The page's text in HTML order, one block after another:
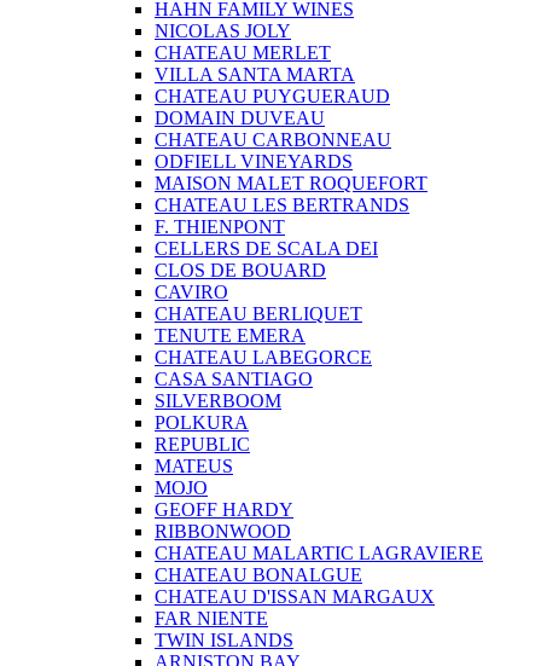
HAHN FAMILY WINES
NICOLAS JOLY
CHATEAU MERLET
VILLA SANTA MARTA
CHATEAU PUYGUERAUD
DOMAIN DUVEAU
CHATEAU CARBONNEAU
ODFIELL VINEYARDS
MAISON MALET ROQUEFORT
CHATEAU LES BERTRANDS
F. THIENPONT
CELLERS DE SCALA DEI
CLOS DE BOUARD
CAVIRO
CHATEAU BERLIQUET
TENUTE EMERA
CHATEAU LABEGORCE
CASA SANTIAGO
SILVERBOOM
POLKURA
REPUBLIC
MATEUS
MOJO
GEOFF HARDY
RIBBONWOOD
CHATEAU MALARTIC LAGRAVIERE
CHATEAU BONALGUE
CHATEAU D'ISSAN MARGAUX
FAR NIENTE
TWIN ISLANDS
ARNISTON BAY